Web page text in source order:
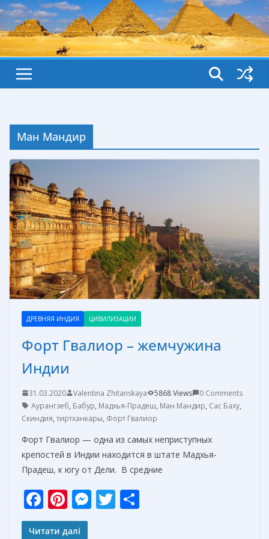
Ман Мандир
ДРЕВНЯЯ ИНДИЯ ЦИВИЛИЗАЦИИ
Форт Гвалиор – жемчужина
Индии
31.03.2020 Valentina Zhitanskaya 5868 Views
0 Comments
Аурангзеб, Бабур, Мадхья-Прадеш, Ман Мандир, Сас Баху,
Скиндия, тиртханкары, Форт Гвалиор
Форт Гвалиор — одна из самых неприступных
крепостей в Индии находится в штате Мадхья-
Прадеш, к югу от Дели. В средние
F
ac
Pi
nt
M T
Читати далі